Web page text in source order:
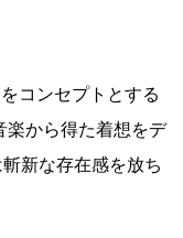
コンセプトとする
楽から得た着想をデ
新な存在感を放ち